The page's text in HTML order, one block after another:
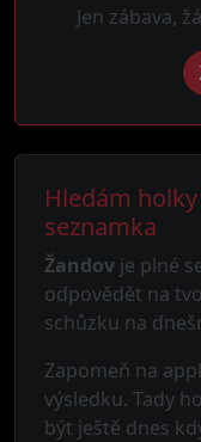
Jen zábava,
Hledám
seznamka
Žandov je plné
odpovědět na
schůzku na
Zapomeň na
výsledku. Tady
být ještě dnes